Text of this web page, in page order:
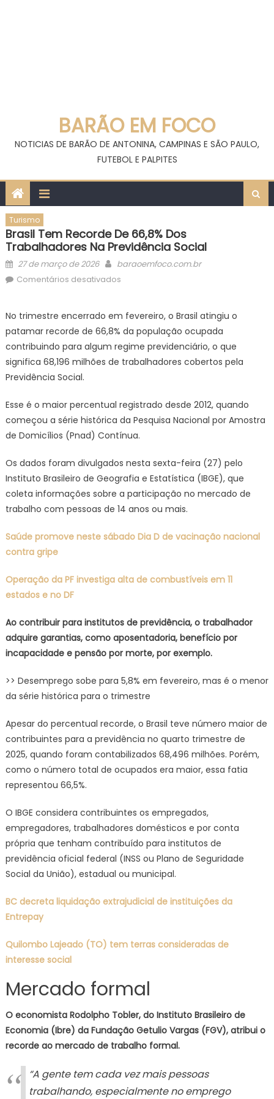
BARÃO EM FOCO
NOTICIAS DE BARÃO DE ANTONINA, CAMPINAS E SÃO PAULO,
FUTEBOL E PALPITES
Turismo
Brasil Tem Recorde De 66,8% Dos
Trabalhadores Na Previdência Social
Posted
on
27 de março de 2026 Author
baraoemfoco.com.br
Comentários desativadosem
recorde
de
66,8%
dos
previdência
social
No trimestre encerrado em fevereiro, o Brasil atingiu o
patamar recorde de 66,8% da população ocupada
contribuindo para algum regime previdenciário, o que
significa 68,196 milhões de trabalhadores cobertos pela
Previdência Social.
Esse é o maior percentual registrado desde 2012, quando
começou a série histórica da Pesquisa Nacional por Amostra
de Domicílios (Pnad) Contínua.
Os dados foram divulgados nesta sexta-feira (27) pelo
Instituto Brasileiro de Geografia e Estatística (IBGE), que
coleta informações sobre a participação no mercado de
trabalho com pessoas de 14 anos ou mais.
Saúde promove neste sábado Dia D de vacinação nacional
contra gripe
Operação da PF investiga alta de combustíveis em 11
estados e no DF
Ao contribuir para institutos de previdência, o trabalhador
adquire garantias, como aposentadoria, benefício por
incapacidade e pensão por morte, por exemplo.
>> Desemprego sobe para 5,8% em fevereiro, mas é o menor
da série histórica para o trimestre
Apesar do percentual recorde, o Brasil teve número maior de
contribuintes para a previdência no quarto trimestre de
2025, quando foram contabilizados 68,496 milhões. Porém,
como o número total de ocupados era maior, essa fatia
representou 66,5%.
O IBGE considera contribuintes os empregados,
empregadores, trabalhadores domésticos e por conta
própria que tenham contribuído para institutos de
previdência oficial federal (INSS ou Plano de Seguridade
Social da União), estadual ou municipal.
BC decreta liquidação extrajudicial de instituições da
Entrepay
Quilombo Lajeado (TO) tem terras consideradas de
interesse social
Mercado formal
O economista Rodolpho Tobler, do Instituto Brasileiro de
Economia (Ibre) da Fundação Getulio Vargas (FGV), atribui o
recorde ao mercado de trabalho formal.
“A gente tem cada vez mais pessoas
trabalhando, especialmente no emprego